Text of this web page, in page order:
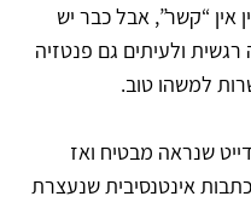
אין “קשר”, אבל כבר יש
ולעיתים גם פנטזיה
למשהו טוב.
שנראה מבטיח ואז
אינטנסיבית שנעצרת